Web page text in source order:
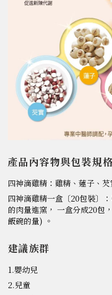
產品內容物與包裝規
四神滴雞精：雞精、蓮子、
四神滴雞精一盒〔20包裝〕
的肉量進窯， 一盒分成20包
飯碗的量) 。
建議族群
1.嬰幼兒
2.兒童